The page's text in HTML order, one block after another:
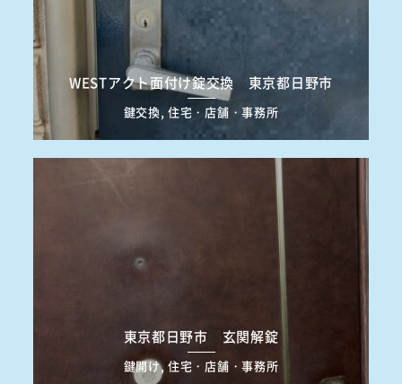
WESTアクト面付け錠交換 東京都日野市
鍵交換, 住宅・店舗・事務所
東京都日野市 玄関解錠
鍵開け, 住宅・店舗・事務所